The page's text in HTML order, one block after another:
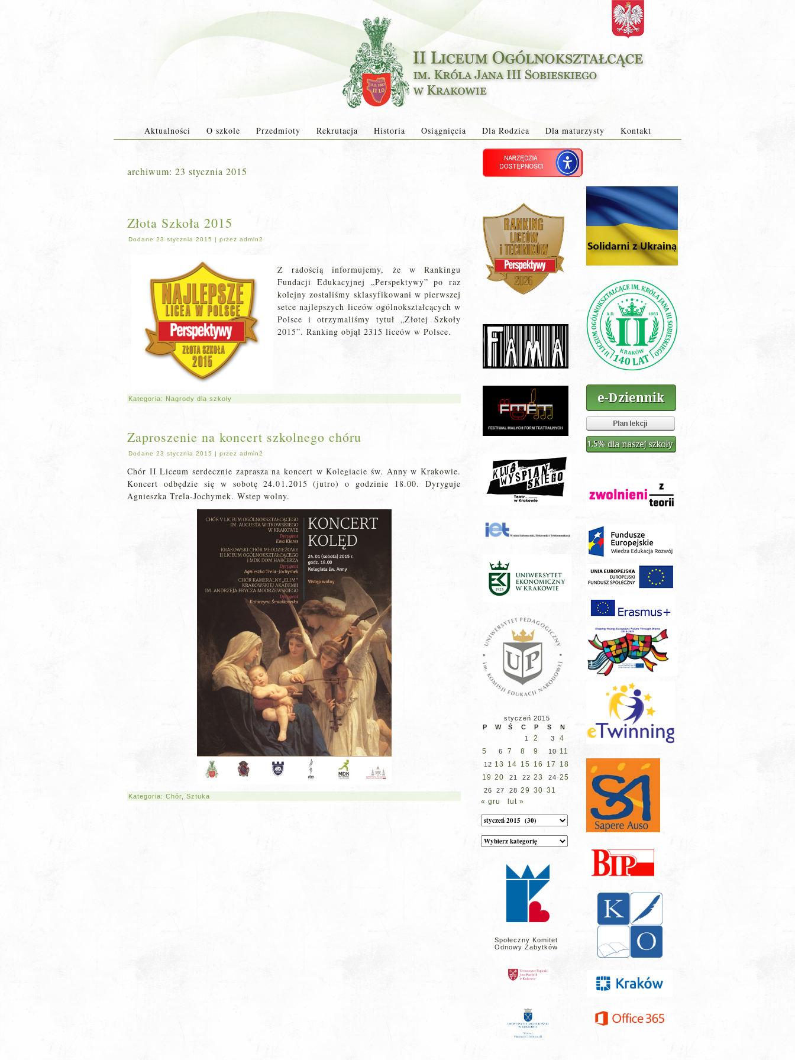
Aktualności O szkole Przedmioty Rekrutacja Historia Osiągnięcia Dla Rodzica Dla maturzysty Kontakt
archiwum: 23 stycznia 2015
Złota Szkoła 2015
Dodane 23 stycznia 2015 | przez admin2
Z radością informujemy, że w Rankingu
Fundacji Edukacyjnej „Perspektywy” po raz
kolejny zostaliśmy sklasyfikowani w pierwszej
setce najlepszych liceów ogólnokształcących w
Polsce i otrzymaliśmy tytuł „Złotej Szkoły
2015”. Ranking objął 2315 liceów w Polsce.
Kategoria: Nagrody dla szkoły
Zaproszenie na koncert szkolnego chóru
Dodane 23 stycznia 2015 | przez admin2
Chór II Liceum serdecznie zaprasza na koncert w Kolegiacie św. Anny w Krakowie.
Koncert odbędzie się w sobotę 24.01.2015 (jutro) o godzinie 18.00. Dyryguje
Agnieszka Trela-Jochymek. Wstep wolny.
Kategoria: Chór Sztuka
styczeń 2015
P
W Ś C P S
N
1
2 3
4
5
6 7 8 9 10 11
12 13 14 15 16 17
18
19 20 21 22 23 24 25
26 27 28 29 30 31
« gru
lut »
Archiwum
Kategorie
wpisów
Społeczny Komitet
Odnowy Zabytków